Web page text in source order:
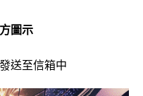
圖示
送至信箱中